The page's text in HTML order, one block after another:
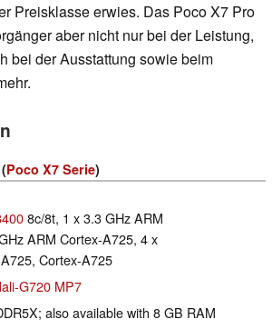
Preisklasse erwies. Das Poco X7 Pro
aber nicht nur bei der Leistung,
bei der Ausstattung sowie beim
Poco X7 Serie)
8c/8t, 1 x 3.3 GHz ARM
ARM Cortex-A725, 4 x
Cortex-A725
G720 MP7
also available with 8 GB RAM